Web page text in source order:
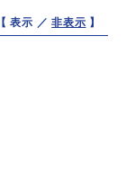
【 表示 ／非表示 】